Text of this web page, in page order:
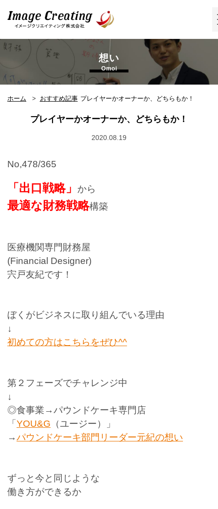
社
想い
Omoi
ホーム おすすめ記事 プレイヤーかオーナーか、どちらもか！
プレイヤーかオーナーか、どちらもか！
2020.08.19
No,478/365
「出口戦略」 から
最適な財務戦略構築
医療機関専門財務屋
(Financial Designer)
宍戸友紀です！
ぼくがビジネスに取り組んでいる理由
↓
初めての方はこちらをぜひ^^
第２フェーズでチャレンジ中
↓
◎食事業→パウンドケーキ専門店
「 YOU&G （ユージー）」
→パウンドケーキ部門リーダー元紀の想い
ずっと今と同じような
働き方ができるか